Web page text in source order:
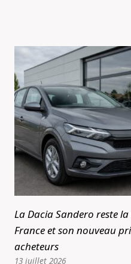
La Dacia Sandero reste
France et son nouveau
acheteurs
13 juillet 2026